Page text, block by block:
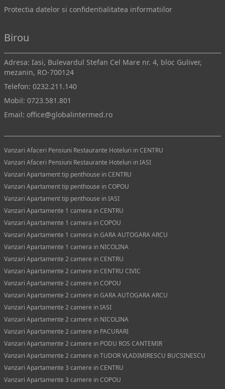
Protectia datelor si confidentialitatea informatiilor
Birou
Adresa: Iasi, Bulevardul Stefan Cel Mare nr. 4, bloc Guliver,
mezanin, RO-700124
Telefon: 0232.211.140
Mobil: 0723.581.801
Email: office@globalintermed.ro
Vanzari Afaceri Pensiuni Restaurante Hoteluri in CENTRU
Vanzari Afaceri Pensiuni Restaurante Hoteluri in IASI
Vanzari Apartament tip penthouse in CENTRU
Vanzari Apartament tip penthouse in COPOU
Vanzari Apartament tip penthouse in IASI
Vanzari Apartamente 1 camera in CENTRU
Vanzari Apartamente 1 camera in COPOU
Vanzari Apartamente 1 camera in GARA AUTOGARA ARCU
Vanzari Apartamente 1 camera in NICOLINA
Vanzari Apartamente 2 camere in CENTRU
Vanzari Apartamente 2 camere in CENTRU CIVIC
Vanzari Apartamente 2 camere in COPOU
Vanzari Apartamente 2 camere in GARA AUTOGARA ARCU
Vanzari Apartamente 2 camere in IASI
Vanzari Apartamente 2 camere in NICOLINA
Vanzari Apartamente 2 camere in PACURARI
Vanzari Apartamente 2 camere in PODU ROS CANTEMIR
Vanzari Apartamente 2 camere in TUDOR VLADIMIRESCU BUCSINESCU
Vanzari Apartamente 3 camere in CENTRU
Vanzari Apartamente 3 camere in COPOU